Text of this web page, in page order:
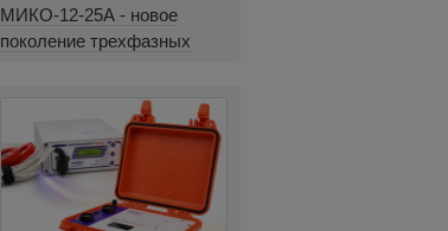
МИКО-12-25А - новое
поколение трехфазных